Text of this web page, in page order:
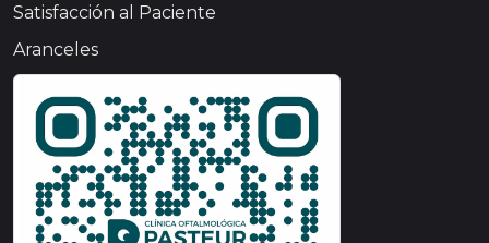
Satisfacción al Paciente
Aranceles